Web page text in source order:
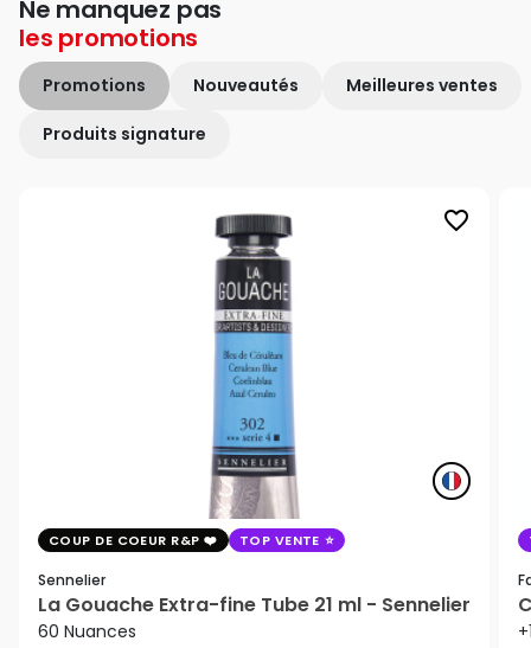
Ne manquez pas
les promotions
Promotions Nouveautés Meilleures ventes
Produits signature
favorite_border
COUP DE COEUR R&P TOP VENTE
Sennelier
La Gouache Extra-fine Tube 21 ml - Sennelier
60 Nuances